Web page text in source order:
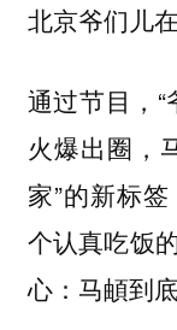
北京爷们儿
通过节目，
火爆出圈，
家”的新标
个认真吃饭
心：马頔到